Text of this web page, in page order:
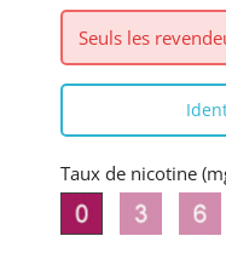
Seuls les
Taux de nicotine
mg/ml
mg/ml
mg/ml